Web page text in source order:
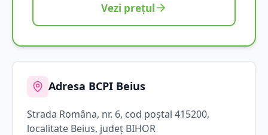
Vezi prețul
Adresa BCPI Beius
Strada Româna, nr. 6, cod poștal 415200,
localitate Beius, județ BIHOR